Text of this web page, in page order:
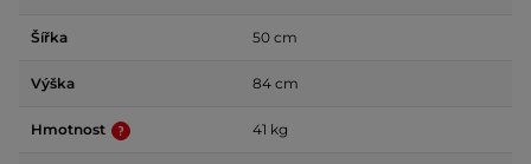
Šířka 50 cm
Výška 84 cm
Hmotnost 41 kg